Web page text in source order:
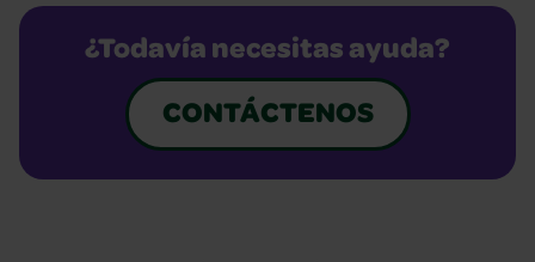
¿Todavía necesitas ayuda?
CONTÁCTENOS